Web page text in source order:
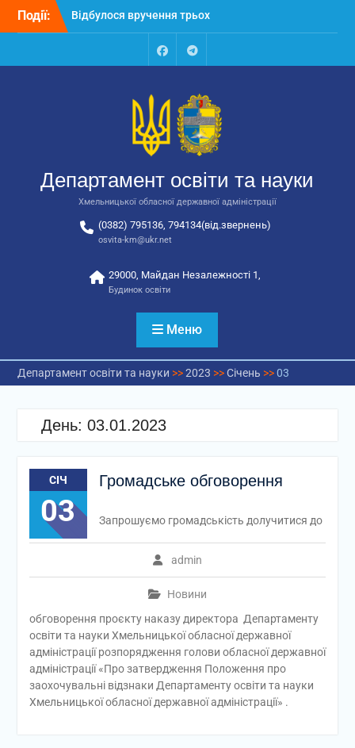
Перейти
Події:
Відбулося вручення трьох
автобусів для потреб
Відбулося засідання
освіти та науки обласної
державної адміністрації
Відбулась обласна
національно-патріотичне
виховання
FacebookTalegram
Департамент освіти та науки
Хмельницької обласної державної адміністрації
(0382) 795136, 794134(від.звернень)
osvita-km@ukr.net
29000, Майдан Незалежності 1,
Будинок освіти
Меню
Департамент освіти та науки >>2023 >>Січень >>03
День: 03.01.2023
СІЧ
03
Громадське обговорення
admin
Новини
Запрошуємо громадськість долучитися до
обговорення проєкту наказу директора Департаменту
освіти та науки Хмельницької обласної державної
адміністрації розпорядження голови обласної державної
адміністрації «Про затвердження Положення про
заохочувальні відзнаки Департаменту освіти та науки
Хмельницької обласної державної адміністрації» .